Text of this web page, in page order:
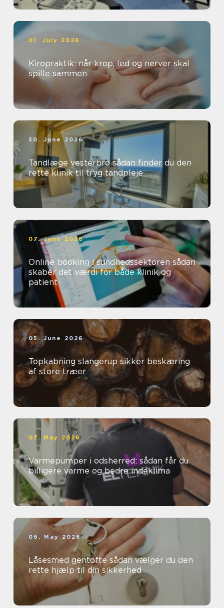
01. July 2026
Kiropraktik: når krop, led og nerver skal
spille sammen
30. June 2026
Tandlæge vesterbro sådan finder du den
rette klinik til tryg tandpleje
07. June 2026
Online booking i sundhedssektoren sådan
skaber det værdi for både klinik og
patient
05. June 2026
Topkabning slangerup sikker beskæring
af store træer
07. May 2026
Varmepumper i odsherred: sådan får du
billigere varme og bedre indeklima
06. May 2026
Låsesmed gentofte sådan vælger du den
rette hjælp til din sikkerhed